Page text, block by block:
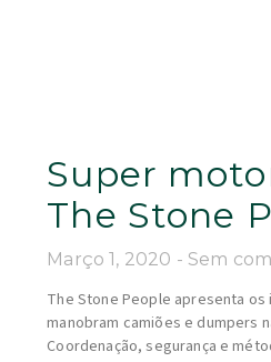
Super
The Stone
Março 1, 2020 Sem
The Stone People apresenta os
manobram camiões e dumpers
Coordenação, segurança e